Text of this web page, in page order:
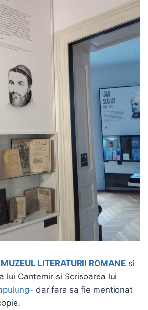
MUZEUL LITERATURII ROMANEsi
lui Cantemir si Scrisoarea lui
– dar fara sa fie mentionat